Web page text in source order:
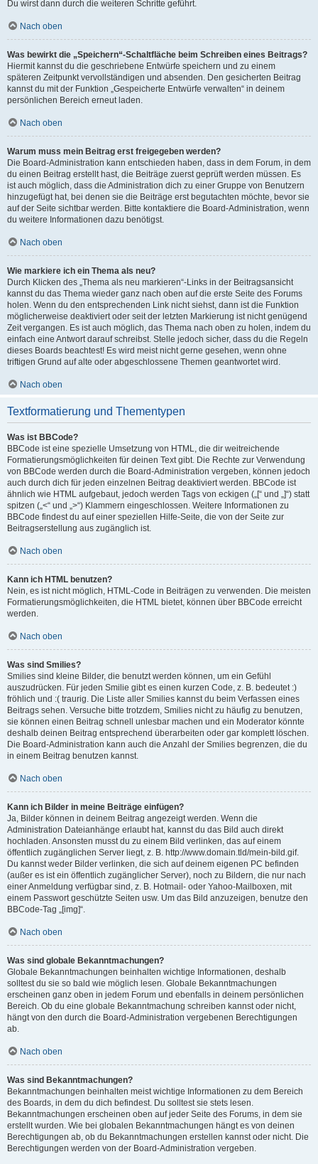
Du wirst dann durch die weiteren Schritte geführt.
Nach oben
Was bewirkt die „Speichern“-Schaltfläche beim Schreiben eines Beitrags?
Hiermit kannst du die geschriebene Entwürfe speichern und zu einem
späteren Zeitpunkt vervollständigen und absenden. Den gesicherten Beitrag
kannst du mit der Funktion „Gespeicherte Entwürfe verwalten“ in deinem
persönlichen Bereich erneut laden.
Nach oben
Warum muss mein Beitrag erst freigegeben werden?
Die Board-Administration kann entschieden haben, dass in dem Forum, in dem
du einen Beitrag erstellt hast, die Beiträge zuerst geprüft werden müssen. Es
ist auch möglich, dass die Administration dich zu einer Gruppe von Benutzern
hinzugefügt hat, bei denen sie die Beiträge erst begutachten möchte, bevor sie
auf der Seite sichtbar werden. Bitte kontaktiere die Board-Administration, wenn
du weitere Informationen dazu benötigst.
Nach oben
Wie markiere ich ein Thema als neu?
Durch Klicken des „Thema als neu markieren“-Links in der Beitragsansicht
kannst du das Thema wieder ganz nach oben auf die erste Seite des Forums
holen. Wenn du den entsprechenden Link nicht siehst, dann ist die Funktion
möglicherweise deaktiviert oder seit der letzten Markierung ist nicht genügend
Zeit vergangen. Es ist auch möglich, das Thema nach oben zu holen, indem du
einfach eine Antwort darauf schreibst. Stelle jedoch sicher, dass du die Regeln
dieses Boards beachtest! Es wird meist nicht gerne gesehen, wenn ohne
triftigen Grund auf alte oder abgeschlossene Themen geantwortet wird.
Nach oben
Textformatierung und Thementypen
Was ist BBCode?
BBCode ist eine spezielle Umsetzung von HTML, die dir weitreichende
Formatierungsmöglichkeiten für deinen Text gibt. Die Rechte zur Verwendung
von BBCode werden durch die Board-Administration vergeben, können jedoch
auch durch dich für jeden einzelnen Beitrag deaktiviert werden. BBCode ist
ähnlich wie HTML aufgebaut, jedoch werden Tags von eckigen („[“ und „]“) statt
spitzen („<“ und „>“) Klammern eingeschlossen. Weitere Informationen zu
BBCode findest du auf einer speziellen Hilfe-Seite, die von der Seite zur
Beitragserstellung aus zugänglich ist.
Nach oben
Kann ich HTML benutzen?
Nein, es ist nicht möglich, HTML-Code in Beiträgen zu verwenden. Die meisten
Formatierungsmöglichkeiten, die HTML bietet, können über BBCode erreicht
werden.
Nach oben
Was sind Smilies?
Smilies sind kleine Bilder, die benutzt werden können, um ein Gefühl
auszudrücken. Für jeden Smilie gibt es einen kurzen Code, z. B. bedeutet :)
fröhlich und :( traurig. Die Liste aller Smilies kannst du beim Verfassen eines
Beitrags sehen. Versuche bitte trotzdem, Smilies nicht zu häufig zu benutzen,
sie können einen Beitrag schnell unlesbar machen und ein Moderator könnte
deshalb deinen Beitrag entsprechend überarbeiten oder gar komplett löschen.
Die Board-Administration kann auch die Anzahl der Smilies begrenzen, die du
in einem Beitrag benutzen kannst.
Nach oben
Kann ich Bilder in meine Beiträge einfügen?
Ja, Bilder können in deinem Beitrag angezeigt werden. Wenn die
Administration Dateianhänge erlaubt hat, kannst du das Bild auch direkt
hochladen. Ansonsten musst du zu einem Bild verlinken, das auf einem
öffentlich zugänglichen Server liegt, z. B. http://www.domain.tld/mein-bild.gif.
Du kannst weder Bilder verlinken, die sich auf deinem eigenen PC befinden
(außer es ist ein öffentlich zugänglicher Server), noch zu Bildern, die nur nach
einer Anmeldung verfügbar sind, z. B. Hotmail- oder Yahoo-Mailboxen, mit
einem Passwort geschützte Seiten usw. Um das Bild anzuzeigen, benutze den
BBCode-Tag „[img]“.
Nach oben
Was sind globale Bekanntmachungen?
Globale Bekanntmachungen beinhalten wichtige Informationen, deshalb
solltest du sie so bald wie möglich lesen. Globale Bekanntmachungen
erscheinen ganz oben in jedem Forum und ebenfalls in deinem persönlichen
Bereich. Ob du eine globale Bekanntmachung schreiben kannst oder nicht,
hängt von den durch die Board-Administration vergebenen Berechtigungen
ab.
Nach oben
Was sind Bekanntmachungen?
Bekanntmachungen beinhalten meist wichtige Informationen zu dem Bereich
des Boards, in dem du dich befindest. Du solltest sie stets lesen.
Bekanntmachungen erscheinen oben auf jeder Seite des Forums, in dem sie
erstellt wurden. Wie bei globalen Bekanntmachungen hängt es von deinen
Berechtigungen ab, ob du Bekanntmachungen erstellen kannst oder nicht. Die
Berechtigungen werden von der Board-Administration vergeben.